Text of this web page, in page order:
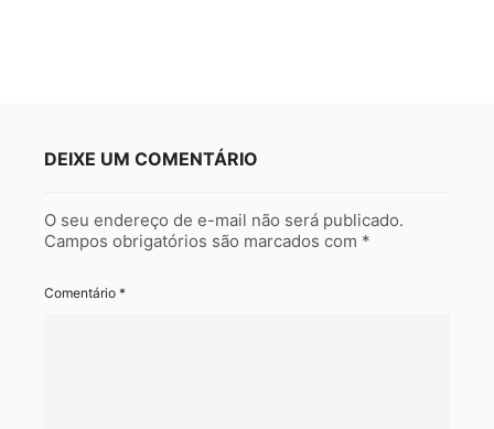
DEIXE UM COMENTÁRIO
O seu endereço de e-mail não será publicado.
Campos obrigatórios são marcados com *
Comentário *